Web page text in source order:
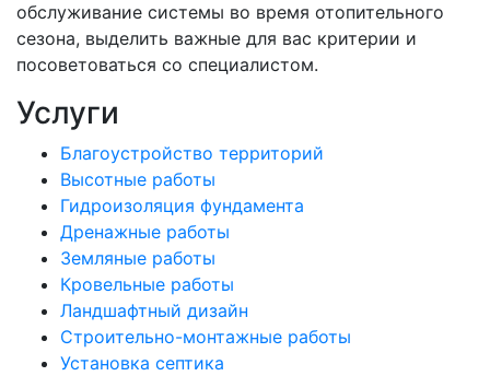
обслуживание системы во время отопительного
сезона, выделить важные для вас критерии и
посоветоваться со специалистом.
Услуги
Благоустройство территорий
Высотные работы
Гидроизоляция фундамента
Дренажные работы
Земляные работы
Кровельные работы
Ландшафтный дизайн
Строительно-монтажные работы
Установка септика